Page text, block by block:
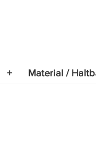
+ Material /